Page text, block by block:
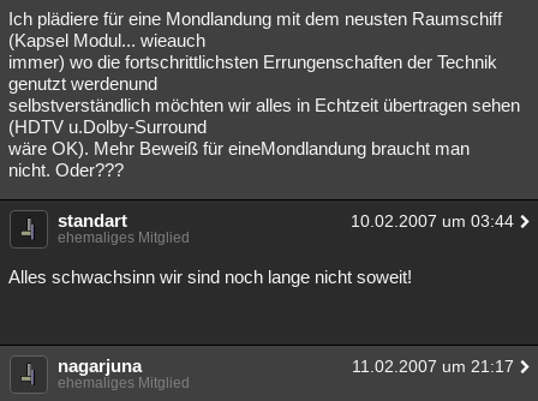
Spiritualität Verschwörungen Technologie Ufologie
Natur Umfragen Unterhaltung
weitere Rubriken
Philosophie Träume
Astronomie
Musik Clash Verbesserungen Allmystery English
Lesenswert Schlüsselwörter
Ich plädiere für eine Mondlandung mit dem neusten Raumschiff
(Kapsel Modul... wieauch
immer) wo die fortschrittlichsten Errungenschaften der Technik
genutzt werdenund
selbstverständlich möchten wir alles in Echtzeit übertragen sehen
(HDTV u.Dolby-Surround
wäre OK). Mehr Beweiß für eineMondlandung braucht man
nicht. Oder???
standart 10.02.2007 um 03:44
ehemaliges Mitglied
Alles schwachsinn wir sind noch lange nicht soweit!
nagarjuna 11.02.2007 um 21:17
ehemaliges Mitglied